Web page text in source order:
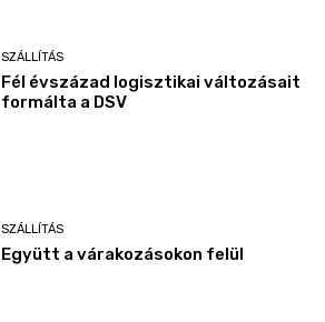
SZÁLLÍTÁS
Fél évszázad logisztikai változásait
formálta a DSV
SZÁLLÍTÁS
Együtt a várakozásokon felül